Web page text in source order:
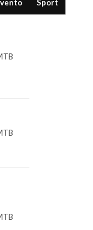
Sport